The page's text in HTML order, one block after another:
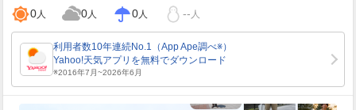
0人 0人 0人 -- 人